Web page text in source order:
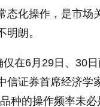
态化操作，是市
朗。
在6月29日、30
证券首席经济学
种的操作频率未必